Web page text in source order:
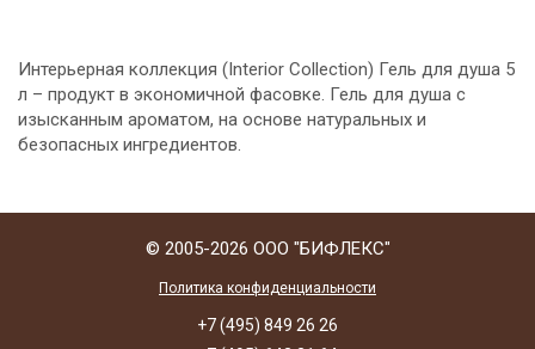
Интерьерная коллекция (Interior Collection) Гель для душа 5
л – продукт в экономичной фасовке. Гель для душа с
изысканным ароматом, на основе натуральных и
безопасных ингредиентов.
© 2005-2026 ООО "БИФЛЕКС"
Политика конфиденциальности
+7 (495) 849 26 26